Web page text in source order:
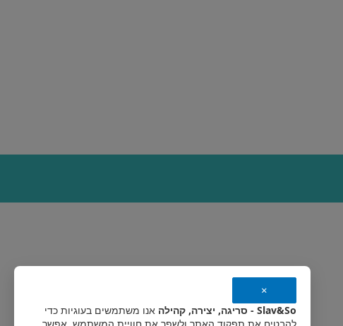
×
Slav&So - סריגה, יצירה, קהילה
אנו משתמשים בעוגיות כדי